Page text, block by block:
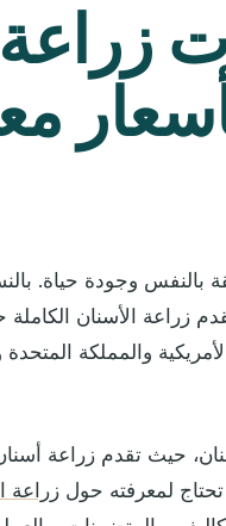
وجودة حياة.
زراعة الأسنان الكاملة
والمملكة المتحدة
حيث تقدم زراعة
لمعرفته حول زراعة